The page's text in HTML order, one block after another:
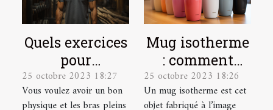
Quels exercices
pour
développer ses
muscles ?
25 octobre 2023 18:27
Vous voulez avoir un bon
physique et les bras pleins
Mug isotherme
: comment
trouver un
modèle de
25 octobre 2023 18:26
Un mug isotherme est cet
objet fabriqué à l’image